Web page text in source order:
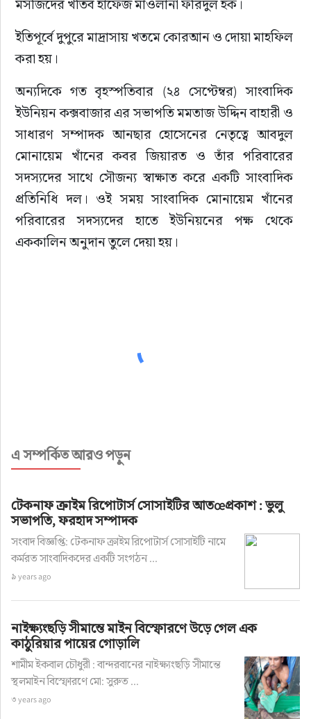
মসজিদের খতিব হাফেজ মাওলানা ফরিদুল হক।
ইতিপূর্বে দুপুরে মাদ্রাসায় খতমে কোরআন ও দোয়া মাহফিল
করা হয়।
অন্যদিকে গত বৃহস্পতিবার (২৪ সেপ্টেম্বর) সাংবাদিক
ইউনিয়ন কক্সবাজার এর সভাপতি মমতাজ উদ্দিন বাহারী ও
সাধারণ সম্পাদক আনছার হোসেনের নেতৃত্বে আবদুল
মোনায়েম খাঁনের কবর জিয়ারত ও তাঁর পরিবারের
সদস্যদের সাথে সৌজন্য স্বাক্ষাত করে একটি সাংবাদিক
প্রতিনিধি দল। ওই সময় সাংবাদিক মোনায়েম খাঁনের
পরিবারের সদস্যদের হাতে ইউনিয়নের পক্ষ থেকে
এককালিন অনুদান তুলে দেয়া হয়।
এ সম্পর্কিত আরও পড়ুন
টেকনাফ ক্রাইম রিপোটার্স সোসাইটির আতœপ্রকাশ : ভুলু
সভাপতি, ফরহাদ সম্পাদক
সংবাদ বিজ্ঞপ্তি: টেকনাফ ক্রাইম রিপোটার্স সোসাইটি নামে
কর্মরত সাংবাদিকদের একটি সংগঠন ...
৯ years ago
নাইক্ষ্যংছড়ি সীমান্তে মাইন বিস্ফোরণে উড়ে গেল এক
কাঠুরিয়ার পায়ের গোড়ালি
শামীম ইকবাল চৌধুরী : বান্দরবানের নাইক্ষ্যংছড়ি সীমান্তে
স্থলমাইন বিস্ফোরণে মো: সুরুত ...
৩ years ago